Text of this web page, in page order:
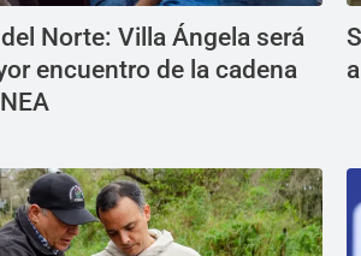
Norte: Villa Ángela será
encuentro de la cadena